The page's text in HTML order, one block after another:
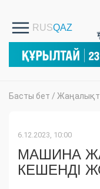
Басты бет /
6.12.2023, 10:00
МАШИНА
КЕШЕНДІ